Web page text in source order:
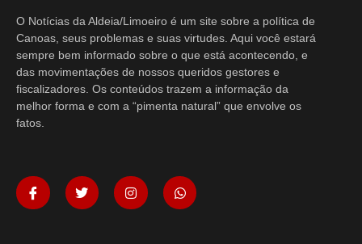
O Notícias da Aldeia/Limoeiro é um site sobre a política de
Canoas, seus problemas e suas virtudes. Aqui você estará
sempre bem informado sobre o que está acontecendo, e
das movimentações de nossos queridos gestores e
fiscalizadores. Os conteúdos trazem a informação da
melhor forma e com a “pimenta natural” que envolve os
fatos.